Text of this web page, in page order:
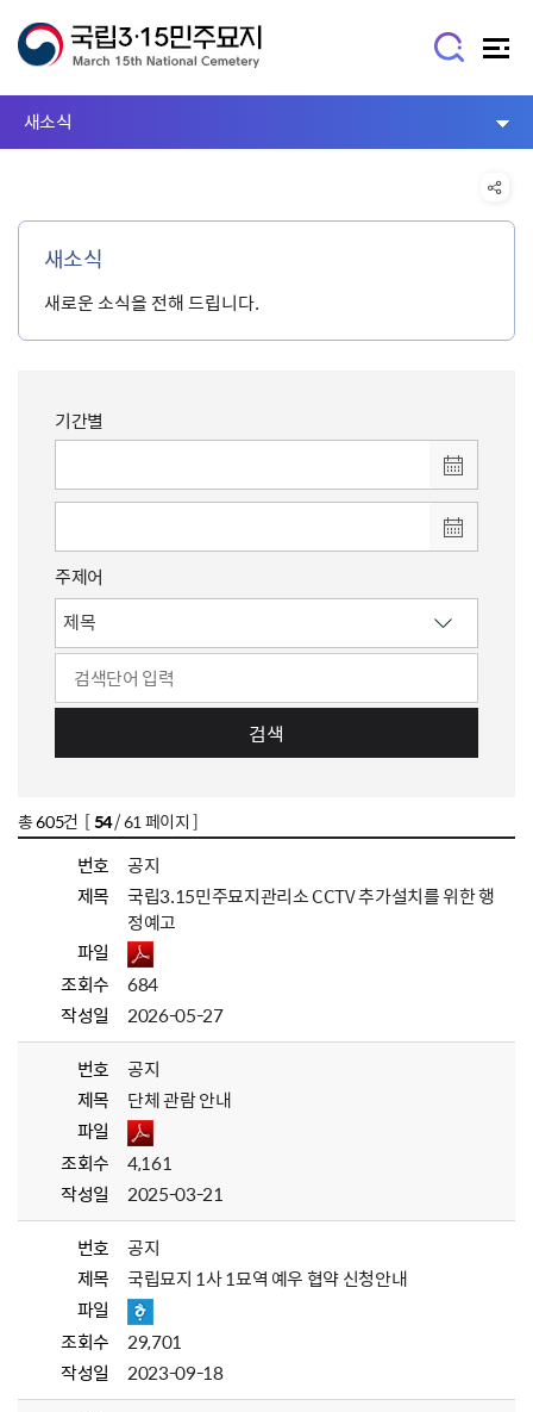
새소식
새소식
새로운 소식을 전해 드립니다.
기간별
주제어
검색
총605건 [54/ 61 페이지 ]
번호
공지
제목
국립3.15민주묘지관리소 CCTV 추가설치를 위한 행
정예고
파일
조회수
684
작성일
2026-05-27
번호
공지
제목
단체 관람 안내
파일
조회수
4,161
작성일
2025-03-21
번호
공지
제목
국립묘지 1사 1묘역 예우 협약 신청안내
파일
조회수
29,701
작성일
2023-09-18